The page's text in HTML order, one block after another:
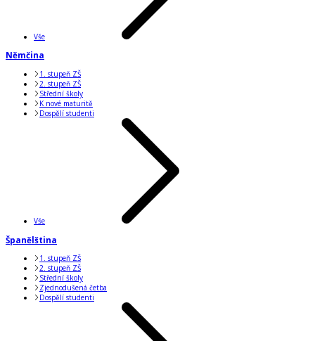
Vše
Němčina
1. stupeň ZŠ
2. stupeň ZŠ
Střední školy
K nové maturitě
Dospělí studenti
Vše
Španělština
1. stupeň ZŠ
2. stupeň ZŠ
Střední školy
Zjednodušená četba
Dospělí studenti